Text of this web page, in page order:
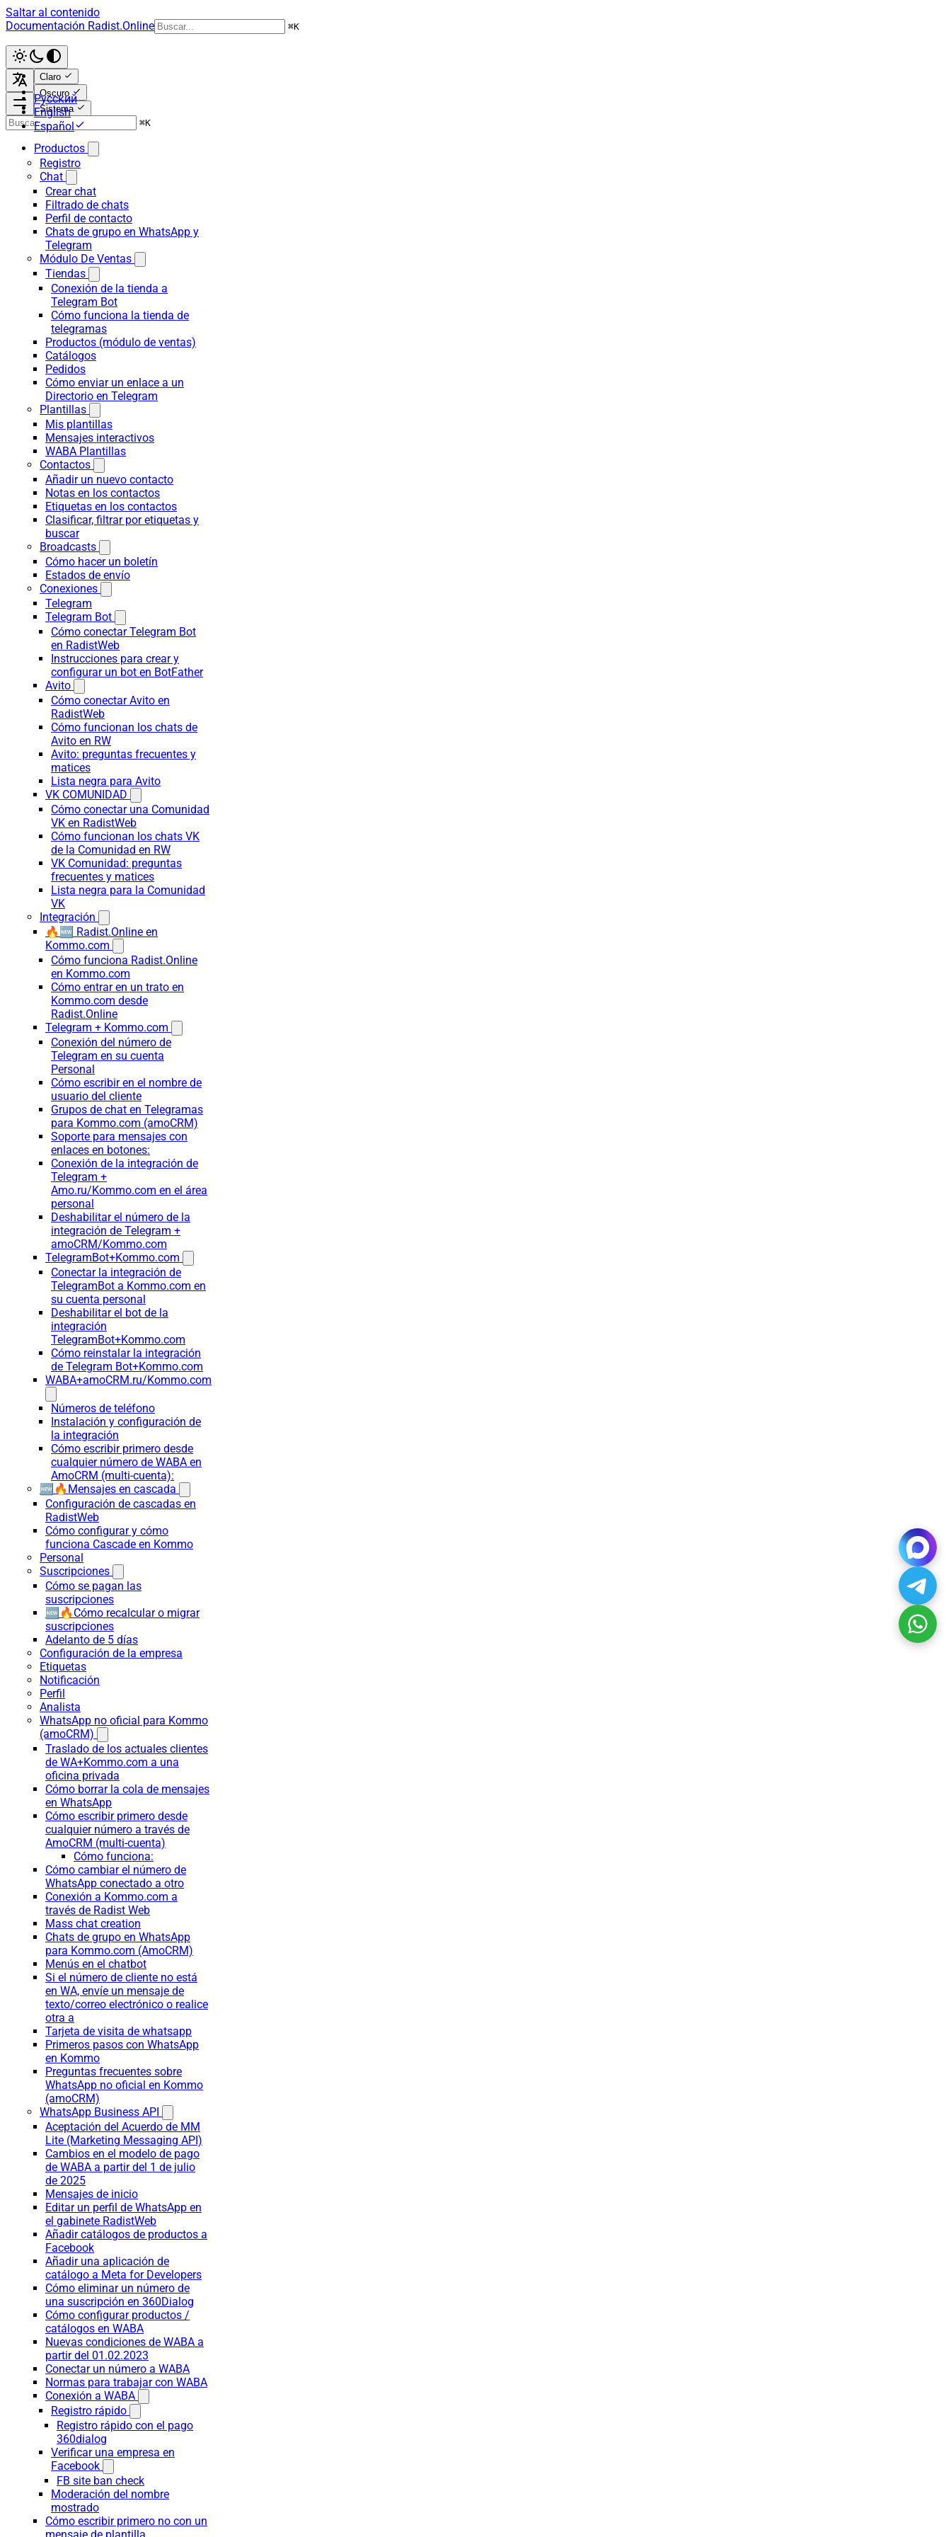
Saltar al contenido
Documentación Radist.Online
⌘K
Claro
Oscuro
Sistema
Русский
English
Español
⌘K
Productos
Registro
Chat
Crear chat
Filtrado de chats
Perfil de contacto
Chats de grupo en WhatsApp y
Telegram
Módulo De Ventas
Tiendas
Conexión de la tienda a
Telegram Bot
Cómo funciona la tienda de
telegramas
Productos (módulo de ventas)
Catálogos
Pedidos
Cómo enviar un enlace a un
Directorio en Telegram
Plantillas
Mis plantillas
Mensajes interactivos
WABA Plantillas
Contactos
Añadir un nuevo contacto
Notas en los contactos
Etiquetas en los contactos
Clasificar, filtrar por etiquetas y
buscar
Broadcasts
Cómo hacer un boletín
Estados de envío
Conexiones
Telegram
Telegram Bot
Cómo conectar Telegram Bot
en RadistWeb
Instrucciones para crear y
configurar un bot en BotFather
Avito
Cómo conectar Avito en
RadistWeb
Cómo funcionan los chats de
Avito en RW
Avito: preguntas frecuentes y
matices
Lista negra para Avito
VK COMUNIDAD
Cómo conectar una Comunidad
VK en RadistWeb
Cómo funcionan los chats VK
de la Comunidad en RW
VK Comunidad: preguntas
frecuentes y matices
Lista negra para la Comunidad
VK
Integración
🔥🆕 Radist.Online en
Kommo.com
Cómo funciona Radist.Online
en Kommo.com
Cómo entrar en un trato en
Kommo.com desde
Radist.Online
Telegram + Kommo.com
Conexión del número de
Telegram en su cuenta
Personal
Cómo escribir en el nombre de
usuario del cliente
Grupos de chat en Telegramas
para Kommo.com (amoCRM)
Soporte para mensajes con
enlaces en botones:
Conexión de la integración de
Telegram +
Amo.ru/Kommo.com en el área
personal
Deshabilitar el número de la
integración de Telegram +
amoCRM/Kommo.com
TelegramBot+Kommo.com
Conectar la integración de
TelegramBot a Kommo.com en
su cuenta personal
Deshabilitar el bot de la
integración
TelegramBot+Kommo.com
Cómo reinstalar la integración
de Telegram Bot+Kommo.com
WABA+amoCRM.ru/Kommo.com
Números de teléfono
Instalación y configuración de
la integración
Cómo escribir primero desde
cualquier número de WABA en
AmoCRM (multi-cuenta):
🆕🔥Mensajes en cascada
Configuración de cascadas en
RadistWeb
Cómo configurar y cómo
funciona Cascade en Kommo
Personal
Suscripciones
Cómo se pagan las
suscripciones
🆕🔥Cómo recalcular o migrar
suscripciones
Adelanto de 5 días
Configuración de la empresa
Etiquetas
Notificación
Perfil
Analista
WhatsApp no oficial para Kommo
(amoCRM)
Traslado de los actuales clientes
de WA+Kommo.com a una
oficina privada
Cómo borrar la cola de mensajes
en WhatsApp
Cómo escribir primero desde
cualquier número a través de
AmoCRM (multi-cuenta)
Cómo funciona:
Cómo cambiar el número de
WhatsApp conectado a otro
Conexión a Kommo.com a
través de Radist Web
Mass chat creation
Chats de grupo en WhatsApp
para Kommo.com (AmoCRM)
Menús en el chatbot
Si el número de cliente no está
en WA, envíe un mensaje de
texto/correo electrónico o realice
otra a
Tarjeta de visita de whatsapp
Primeros pasos con WhatsApp
en Kommo
Preguntas frecuentes sobre
WhatsApp no oficial en Kommo
(amoCRM)
WhatsApp Business API
Aceptación del Acuerdo de MM
Lite (Marketing Messaging API)
Cambios en el modelo de pago
de WABA a partir del 1 de julio
de 2025
Mensajes de inicio
Editar un perfil de WhatsApp en
el gabinete RadistWeb
Añadir catálogos de productos a
Facebook
Añadir una aplicación de
catálogo a Meta for Developers
Cómo eliminar un número de
una suscripción en 360Dialog
Cómo configurar productos /
catálogos en WABA
Nuevas condiciones de WABA a
partir del 01.02.2023
Conectar un número a WABA
Normas para trabajar con WABA
Conexión a WABA
Registro rápido
Registro rápido con el pago
360dialog
Verificar una empresa en
Facebook
FB site ban check
Moderación del nombre
mostrado
Cómo escribir primero no con un